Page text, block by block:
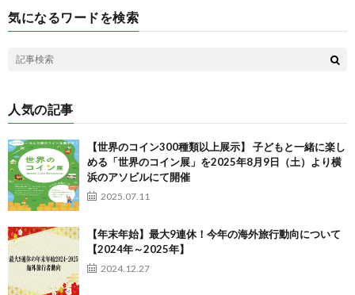
k
気になるワードを検索
人気の記事
【世界のコイン300種類以上展示】 子どもと一緒に楽し
める「世界のコイン展」を2025年8月9日（土）より横
浜のアソビルにて開催
2025.07.11
【年末年始】最大9連休！今年の海外旅行動向について
【2024年～2025年】
2024.12.27